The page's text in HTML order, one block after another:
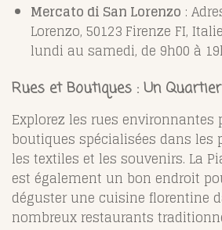
Mercato di San Lorenzo :
Lorenzo, 50123 Firenze FI,
lundi au samedi, de 9h00 à
Rues et Boutiques : Un
Explorez les rues environnantes
boutiques spécialisées dans les
les textiles et les souvenirs. La
est également un bon endroit
déguster une cuisine florentine
nombreux restaurants